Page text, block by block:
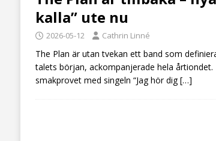
kalla” ute nu
2026-05-12 Cathrin Linné
The Plan är utan tvekan ett band som
talets början, ackompanjerade hela
smakprovet med singeln “Jag hör dig[…]